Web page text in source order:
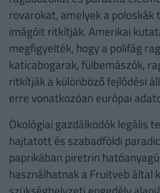
rovarokat, amelyek a poloskák
imágóit ritkítják. Amerikai
megfigyelték, hogy a polifág
katicabogarak, fülbemászók,
ritkítják a különböző fejlődési
erre vonatkozóan európai
Ökológiai gazdálkodók legális
hajtatott és szabadföldi
paprikában piretrin
használhatnak a Fruitveb által